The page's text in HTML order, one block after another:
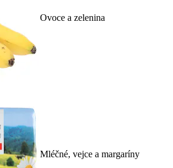
Ovoce a zelenina
Mléčné, vejce a margaríny